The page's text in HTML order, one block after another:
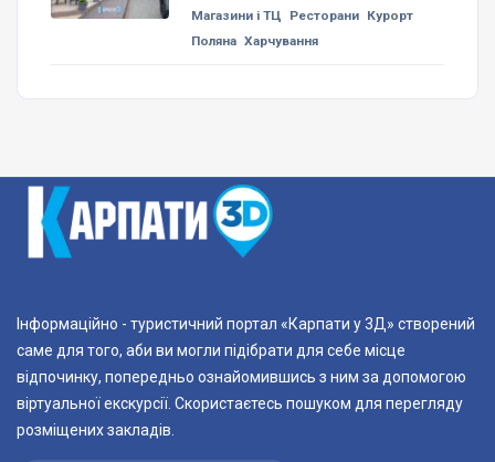
Магазини і ТЦ Ресторани Курорт
Поляна Харчування
Інформаційно - туристичний портал «Карпати у 3Д» створений
саме для того, аби ви могли підібрати для себе місце
відпочинку, попередньо ознайомившись з ним за допомогою
віртуальної екскурсії. Скористаєтесь пошуком для перегляду
розміщених закладів.